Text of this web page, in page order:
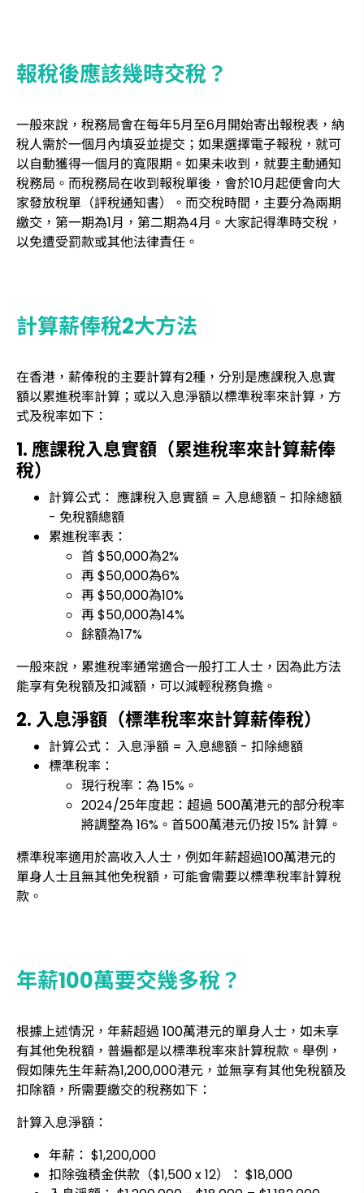
報稅後應該幾時交稅？
一般來說，稅務局會在每年5月至6月開始寄出報稅表，納
稅人需於一個月內填妥並提交；如果選擇電子報稅，就可
以自動獲得一個月的寬限期。如果未收到，就要主動通知
稅務局。而稅務局在收到報稅單後，會於10月起便會向大
家發放稅單（評稅通知書）。而交稅時間，主要分為兩期
繳交，第一期為1月，第二期為4月。大家記得準時交稅，
以免遭受罰款或其他法律責任。
計算薪俸稅2大方法
在香港，薪俸稅的主要計算有2種，分別是應課稅入息實
額以累進税率計算；或以入息淨額以標準稅率來計算，方
式及稅率如下：
1. 應課稅入息實額（累進稅率來計算薪俸
稅）
計算公式： 應課稅入息實額 = 入息總額 - 扣除總額
- 免稅額總額
累進稅率表：
首 $50,000為2%
再 $50,000為6%
再 $50,000為10%
再 $50,000為14%
餘額為17%
一般來說，累進稅率通常適合一般打工人士，因為此方法
能享有免稅額及扣減額，可以減輕稅務負擔。
2. 入息淨額（標準稅率來計算薪俸稅）
計算公式： 入息淨額 = 入息總額 - 扣除總額
標準稅率：
現行稅率：為 15%。
2024/25年度起：超過 500萬港元的部分稅率
將調整為 16%。首500萬港元仍按 15% 計算。
標準稅率適用於高收入人士，例如年薪超過100萬港元的
單身人士且無其他免稅額，可能會需要以標準稅率計算稅
款。
年薪100萬要交幾多稅？
根據上述情況，年薪超過 100萬港元的單身人士，如未享
有其他免稅額，普遍都是以標準稅率來計算稅款。舉例，
假如陳先生年薪為1,200,000港元，並無享有其他免稅額及
扣除額，所需要繳交的稅務如下：
計算入息淨額：
年薪： $1,200,000
扣除強積金供款（$1,500 x 12）： $18,000